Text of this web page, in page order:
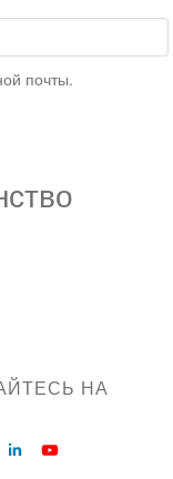
почты.
НА